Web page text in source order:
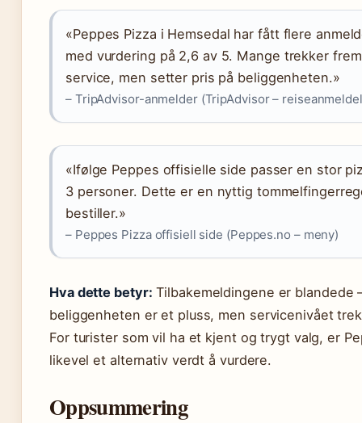
«Peppes Pizza i Hemsedal har fått flere
med vurdering på 2,6 av 5. Mange trekker
service, men setter pris på beliggenheten.»
– TripAdvisor-anmelder (TripAdvisor –
«Ifølge Peppes offisielle side passer en stor
3 personer. Dette er en nyttig
bestiller.»
– Peppes Pizza offisiell side (Peppes.no – meny)
Hva dette betyr: Tilbakemeldingene er blandede
beliggenheten er et pluss, men servicenivået
For turister som vil ha et kjent og trygt valg, er
likevel et alternativ verdt å vurdere.
Oppsummering